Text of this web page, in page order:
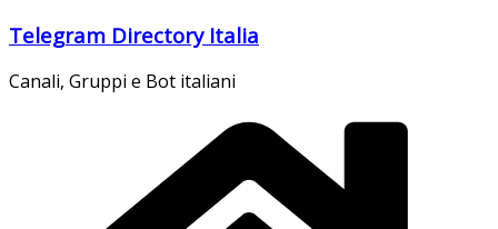
Salta
contenuto
Telegram Directory Italia
Canali, Gruppi e Bot italiani